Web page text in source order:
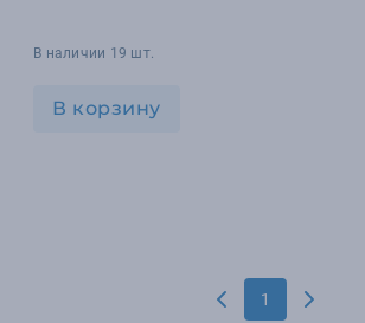
В наличии 19 шт.
В корзину
1